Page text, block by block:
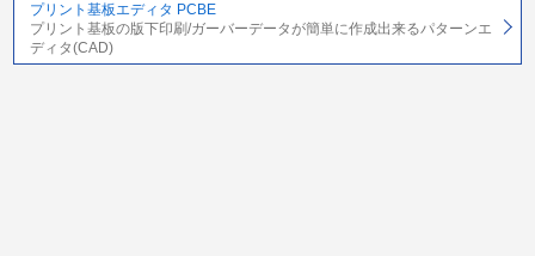
プリント基板エディタ PCBE
プリント基板の版下印刷/ガーバーデータが簡単に作成出来るパターンエ
ディタ(CAD)